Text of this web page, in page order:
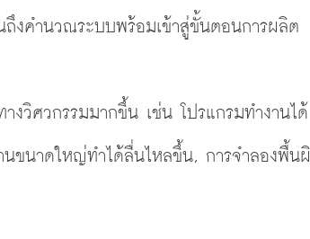
ถึงคำนวณระบบพร้อมเข้าสู่ขั้นตอนการผลิต
งวิศวกรรมมากขึ้น เช่น โปรแกรมทำงานได้
นขนาดใหญ่ทำได้ลื่นไหลขึ้น, การจำลองพื้น